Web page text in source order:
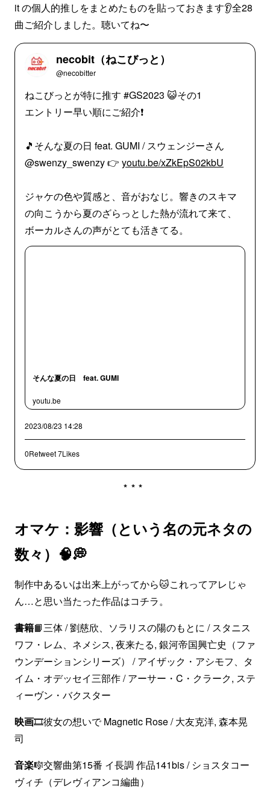
it の個人的推しをまとめたものを貼っておきます👂全28
曲ご紹介しました。聴いてね〜
necobit（ねこびっと）
@necobitter
ねこびっとが特に推す #GS2023 😺その1
エントリー早い順にご紹介❗️
🎵そんな夏の日 feat. GUMI / スウェンジーさん
@swenzy_swenzy 👉 youtu.be/xZkEpS02kbU
ジャケの色や質感と、音がおなじ。響きのスキマ
の向こうから夏のざらっとした熱が流れて来て、
ボーカルさんの声がとても活きてる。
そんな夏の日 feat. GUMI
youtu.be
2023/08/23 14:28
0Retweet7Likes
***
オマケ：影響（という名の元ネタの
数々）🧠💭
制作中あるいは出来上がってから🐱これってアレじゃ
ん…と思い当たった作品はコチラ。
書籍📙三体 / 劉慈欣、ソラリスの陽のもとに / スタニス
ワフ・レム、ネメシス, 夜来たる, 銀河帝国興亡史（ファ
ウンデーションシリーズ） / アイザック・アシモフ、タ
イム・オデッセイ三部作 / アーサー・C・クラーク, ステ
ィーヴン・バクスター
映画🎞彼女の想いで Magnetic Rose / 大友克洋, 森本晃
司
音楽🎼交響曲第15番 イ長調 作品141bis / ショスタコー
ヴィチ（デレヴィアンコ編曲）